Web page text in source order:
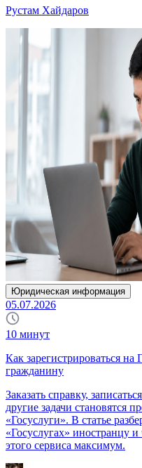
Рустам Хайдаров
Юридическая информация
05.07.2026
10 минут
Как зарегистрироваться на
гражданину
Заказать справку,
другие задачи становятся
«Госуслуги». В статье
«Госуслугах» иностранцу
этого сервиса максимум.